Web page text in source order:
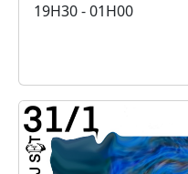
19H30 - 01H00